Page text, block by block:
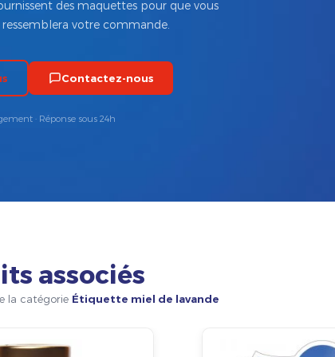
des maquettes pour que vous
ressemblera votre commande.
Contactez-nous
· Réponse sous 24h
associés
la catégorie Étiquette miel de lavande